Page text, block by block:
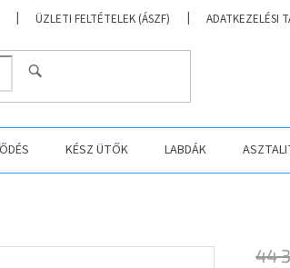
ÜZLETI FELTÉTELEK (ÁSZF) ADATKEZELÉSI
KÉSZ ÜTŐK LABDÁK
44